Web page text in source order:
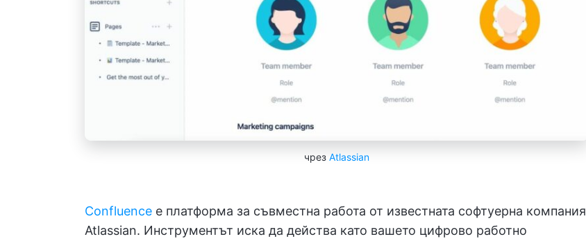
чрез Atlassian
Confluence е платформа за съвместна работа от известната софтуерна компания
Atlassian. Инструментът иска да действа като вашето цифрово работно